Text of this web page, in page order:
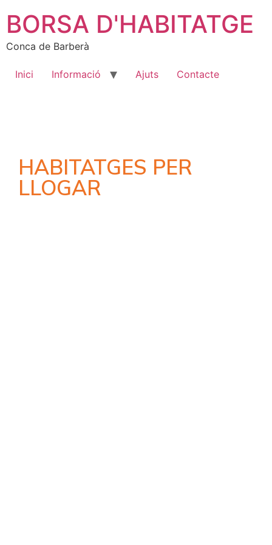
BORSA D'HABITATGE
Conca de Barberà
Inici Informació Ajuts Contacte
HABITATGES PER
LLOGAR